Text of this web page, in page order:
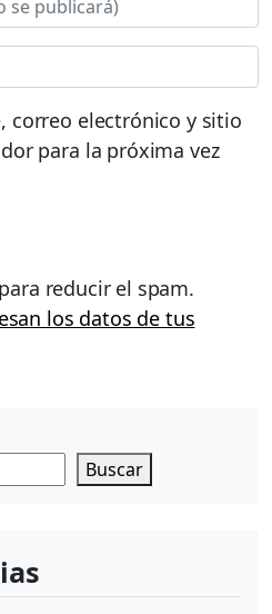
correo electrónico y sitio
para la próxima vez
reducir el spam.
los datos de tus
Buscar